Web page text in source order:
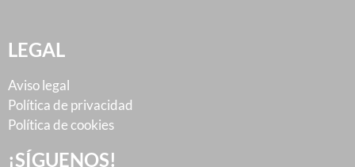
LEGAL
Aviso legal
Política de privacidad
Política de cookies
¡SÍGUENOS!